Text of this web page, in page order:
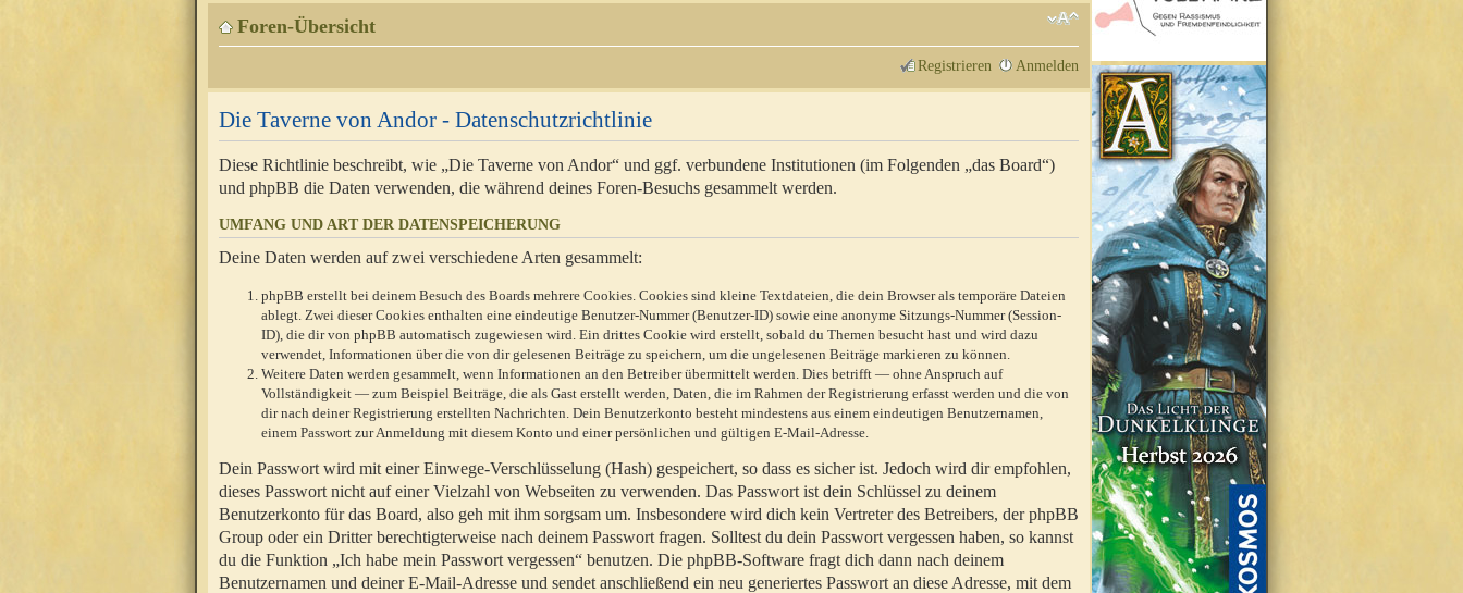
Foren-Übersicht
Registrieren Anmelden
Die Taverne von Andor - Datenschutzrichtlinie
Diese Richtlinie beschreibt, wie „Die Taverne von Andor“ und ggf. verbundene Institutionen (im Folgenden „das Board“)
und phpBB die Daten verwenden, die während deines Foren-Besuchs gesammelt werden.
UMFANG UND ART DER DATENSPEICHERUNG
Deine Daten werden auf zwei verschiedene Arten gesammelt:
phpBB erstellt bei deinem Besuch des Boards mehrere Cookies. Cookies sind kleine Textdateien, die dein Browser als temporäre Dateien
ablegt. Zwei dieser Cookies enthalten eine eindeutige Benutzer-Nummer (Benutzer-ID) sowie eine anonyme Sitzungs-Nummer (Session-
ID), die dir von phpBB automatisch zugewiesen wird. Ein drittes Cookie wird erstellt, sobald du Themen besucht hast und wird dazu
verwendet, Informationen über die von dir gelesenen Beiträge zu speichern, um die ungelesenen Beiträge markieren zu können.
Weitere Daten werden gesammelt, wenn Informationen an den Betreiber übermittelt werden. Dies betrifft — ohne Anspruch auf
Vollständigkeit — zum Beispiel Beiträge, die als Gast erstellt werden, Daten, die im Rahmen der Registrierung erfasst werden und die von
dir nach deiner Registrierung erstellten Nachrichten. Dein Benutzerkonto besteht mindestens aus einem eindeutigen Benutzernamen,
einem Passwort zur Anmeldung mit diesem Konto und einer persönlichen und gültigen E-Mail-Adresse.
Dein Passwort wird mit einer Einwege-Verschlüsselung (Hash) gespeichert, so dass es sicher ist. Jedoch wird dir empfohlen,
dieses Passwort nicht auf einer Vielzahl von Webseiten zu verwenden. Das Passwort ist dein Schlüssel zu deinem
Benutzerkonto für das Board, also geh mit ihm sorgsam um. Insbesondere wird dich kein Vertreter des Betreibers, der phpBB
Group oder ein Dritter berechtigterweise nach deinem Passwort fragen. Solltest du dein Passwort vergessen haben, so kannst
du die Funktion „Ich habe mein Passwort vergessen“ benutzen. Die phpBB-Software fragt dich dann nach deinem
Benutzernamen und deiner E-Mail-Adresse und sendet anschließend ein neu generiertes Passwort an diese Adresse, mit dem